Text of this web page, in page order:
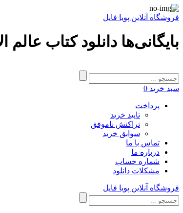
فروشگاه آنلاین پویا فایل
بایگانی‌ها دانلود کتاب عالم
سبد خرید 0
پرداخت
تایید خرید
تراکنش ناموفق
سوابق خرید
تماس با ما
درباره ما
شماره حساب
مشکلات دانلود
فروشگاه آنلاین پویا فایل